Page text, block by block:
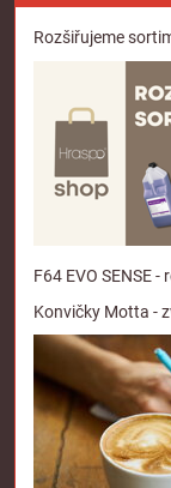
Rozšiřujeme
F64 EVO SENSE -
Konvičky Motta -